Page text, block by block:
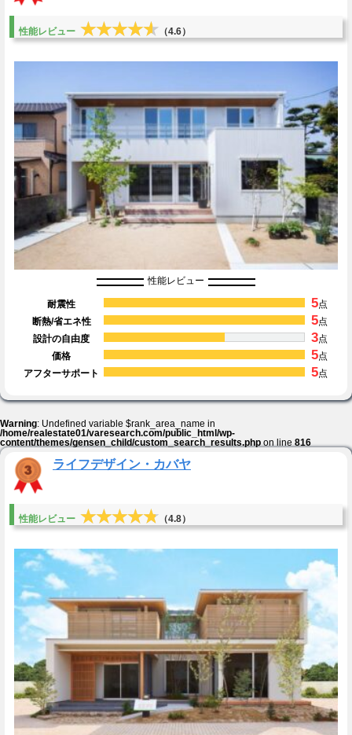
性能レビュー ★★★★★
★★★★★ （4.6）
性能レビュー
耐震性 5点
断熱/省エネ性
5点
設計の自由度
3点
価格
5点
アフターサポート
5点
Warning: Undefined variable $rank_area_name in
/home/realestate01/varesearch.com/public_html/wp-
content/themes/gensen_child/custom_search_results.php on line 816
ライフデザイン・カバヤ
性能レビュー ★★★★★
★★★★★ （4.8）